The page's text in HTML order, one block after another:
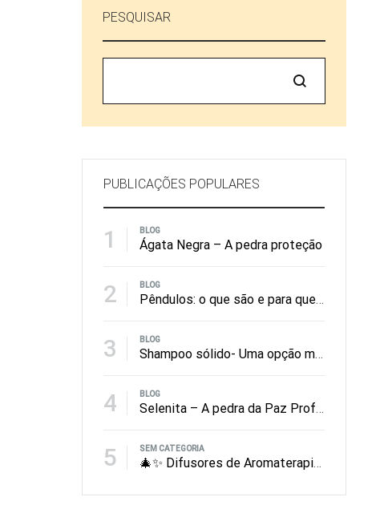
PESQUISAR
Pesquisar
PUBLICAÇÕES POPULARES
1 BLOG
Ágata Negra – A pedra proteção
2 BLOG
Pêndulos: o que são e para que servem?
3 BLOG
Shampoo sólido- Uma opção mais amiga do ambiente
4 BLOG
Selenita – A pedra da Paz Profunda
5 SEM CATEGORIA
🎄✨ Difusores de Aromaterapia: O Presente de Natal Que Perfuma, Equilibra e Encanta